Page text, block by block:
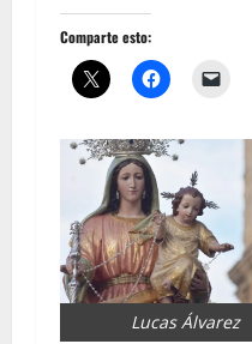
Comparte esto:
Lucas Álvarez